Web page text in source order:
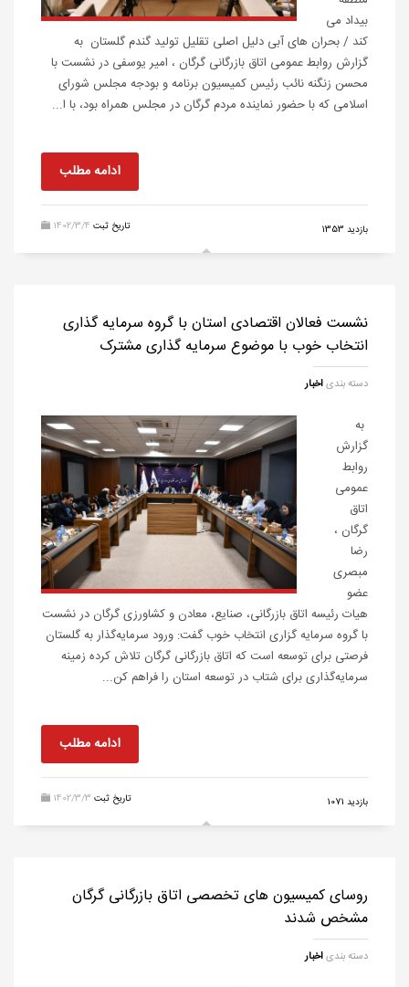
بیداد می
کند / بحران های آبی دلیل اصلی تقلیل تولید گندم گلستان به
گزارش روابط عمومی اتاق بازرگانی گرگان ، امیر یوسفی در نشست با
محسن زنگنه نائب رئیس کمیسیون برنامه و بودجه مجلس شورای
اسلامی که با حضور نماینده مردم گرگان در مجلس همراه بود، با ا...
ادامه مطلب
1402/3/4 تاریخ ثبت بازدید 1353
نشست فعالان اقتصادی استان با گروه سرمایه گذاری
انتخاب خوب با موضوع سرمایه گذاری مشترک
دسته بندیاخبار
به
گزارش
روابط
عمومی
اتاق
گرگان ،
رضا
مبصری
عضو
هیات رئیسه اتاق بازرگانی، صنایع، معادن و کشاورزی گرگان در نشست
با گروه سرمایه گزاری انتخاب خوب گفت: ورود سرمایه‌گذار به گلستان
فرصتی برای توسعه است که اتاق بازرگانی گرگان تلاش کرده زمینه
سرمایه‌گذاری برای شتاب در توسعه استان را فراهم کن...
ادامه مطلب
1402/3/3 تاریخ ثبت بازدید 1071
روسای کمیسیون های تخصصی اتاق بازرگانی گرگان
مشخص شدند
دسته بندیاخبار